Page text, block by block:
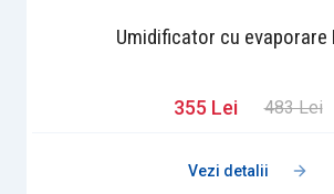
Umidificator cu evaporare
355 Lei 483 Lei
Vezi detalii